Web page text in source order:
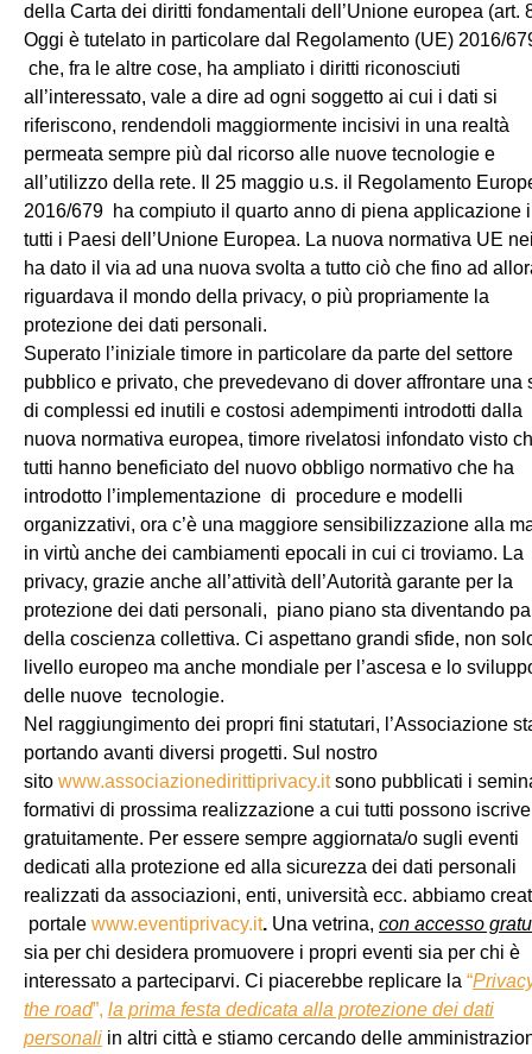
della Carta dei diritti fondamentali dell’Unione europea (art.
Oggi è tutelato in particolare dal Regolamento (UE) 2016/
che, fra le altre cose, ha ampliato i diritti riconosciuti
all’interessato, vale a dire ad ogni soggetto ai cui i dati si
riferiscono, rendendoli maggiormente incisivi in una realtà
permeata sempre più dal ricorso alle nuove tecnologie e
all’utilizzo della rete. Il 25 maggio u.s. il Regolamento
2016/679 ha compiuto il quarto anno di piena applicazione
tutti i Paesi dell’Unione Europea. La nuova normativa UE
ha dato il via ad una nuova svolta a tutto ciò che fino ad
riguardava il mondo della privacy, o più propriamente la
protezione dei dati personali.
Superato l’iniziale timore in particolare da parte del settore
pubblico e privato, che prevedevano di dover affrontare una
di complessi ed inutili e costosi adempimenti introdotti dalla
nuova normativa europea, timore rivelatosi infondato visto
tutti hanno beneficiato del nuovo obbligo normativo che ha
introdotto l’implementazione di procedure e modelli
organizzativi, ora c’è una maggiore sensibilizzazione alla
in virtù anche dei cambiamenti epocali in cui ci troviamo. La
privacy, grazie anche all’attività dell’Autorità garante per la
protezione dei dati personali, piano piano sta diventando
della coscienza collettiva. Ci aspettano grandi sfide, non
livello europeo ma anche mondiale per l’ascesa e lo
delle nuove tecnologie.
Nel raggiungimento dei propri fini statutari, l’Associazione
portando avanti diversi progetti. Sul nostro
sito www.associazionedirittiprivacy.itsono pubblicati i
formativi di prossima realizzazione a cui tutti possono
gratuitamente. Per essere sempre aggiornata/o sugli eventi
dedicati alla protezione ed alla sicurezza dei dati personali
realizzati da associazioni, enti, università ecc. abbiamo
portale www.eventiprivacy.it. Una vetrina, con accesso
sia per chi desidera promuovere i propri eventi sia per chi è
interessato a parteciparvi. Ci piacerebbe replicare la “
the road”, la prima festa dedicata alla protezione dei dati
personali in altri città e stiamo cercando delle